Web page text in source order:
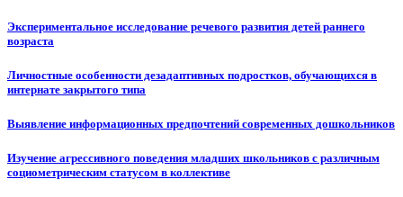
Экспериментальное исследование речевого развития детей раннего
возраста
Личностные особенности дезадаптивных подростков, обучающихся в
интернате закрытого типа
Выявление информационных предпочтений современных дошкольников
Изучение агрессивного поведения младших школьников с различным
социометрическим статусом в коллективе